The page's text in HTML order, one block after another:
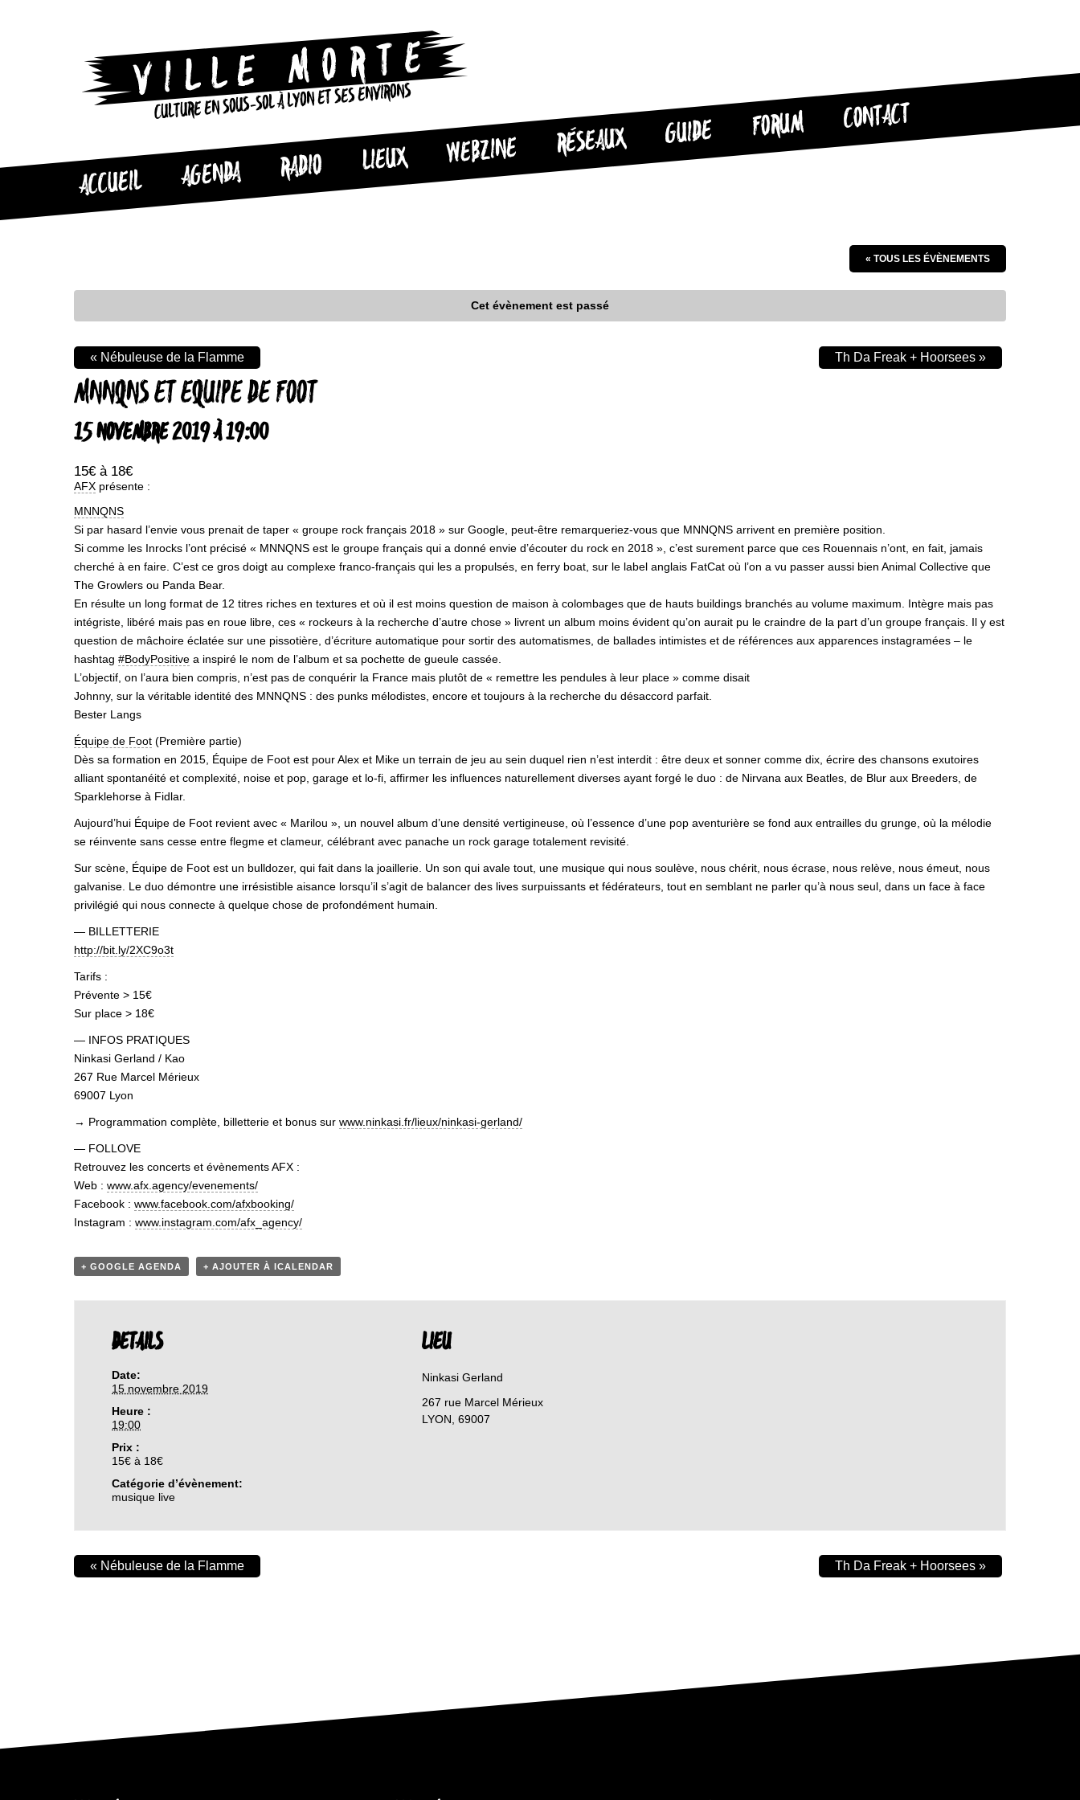
CULTURE EN SOUS-SOL À LYON ET SES ENVIRONS
ACCUEIL AGENDA RADIO LIEUX WEBZINE RÉSEAUX GUIDE FORUM CONTACT
« TOUS LES ÉVÈNEMENTS
Cet évènement est passé
MNNQNS ET EQUIPE DE FOOT
15 NOVEMBRE 2019 À 19:00
15€ à 18€
« Nébuleuse de la Flamme Th Da Freak + Hoorsees »
AFX présente :
MNNQNS
Si par hasard l’envie vous prenait de taper « groupe rock français 2018 » sur Google, peut-être remarqueriez-vous que MNNQNS arrivent en première position.
Si comme les Inrocks l’ont précisé « MNNQNS est le groupe français qui a donné envie d’écouter du rock en 2018 », c’est surement parce que ces Rouennais n’ont, en fait, jamais
cherché à en faire. C’est ce gros doigt au complexe franco-français qui les a propulsés, en ferry boat, sur le label anglais FatCat où l’on a vu passer aussi bien Animal Collective que
The Growlers ou Panda Bear.
En résulte un long format de 12 titres riches en textures et où il est moins question de maison à colombages que de hauts buildings branchés au volume maximum. Intègre mais pas
intégriste, libéré mais pas en roue libre, ces « rockeurs à la recherche d’autre chose » livrent un album moins évident qu’on aurait pu le craindre de la part d’un groupe français. Il y est
question de mâchoire éclatée sur une pissotière, d’écriture automatique pour sortir des automatismes, de ballades intimistes et de références aux apparences instagramées – le
hashtag #BodyPositive a inspiré le nom de l’album et sa pochette de gueule cassée.
L’objectif, on l’aura bien compris, n’est pas de conquérir la France mais plutôt de « remettre les pendules à leur place » comme disait
Johnny, sur la véritable identité des MNNQNS : des punks mélodistes, encore et toujours à la recherche du désaccord parfait.
Bester Langs
Équipe de Foot (Première partie)
Dès sa formation en 2015, Équipe de Foot est pour Alex et Mike un terrain de jeu au sein duquel rien n’est interdit : être deux et sonner comme dix, écrire des chansons exutoires
alliant spontanéité et complexité, noise et pop, garage et lo-fi, affirmer les influences naturellement diverses ayant forgé le duo : de Nirvana aux Beatles, de Blur aux Breeders, de
Sparklehorse à Fidlar.
Aujourd’hui Équipe de Foot revient avec « Marilou », un nouvel album d’une densité vertigineuse, où l’essence d’une pop aventurière se fond aux entrailles du grunge, où la mélodie
se réinvente sans cesse entre flegme et clameur, célébrant avec panache un rock garage totalement revisité.
Sur scène, Équipe de Foot est un bulldozer, qui fait dans la joaillerie. Un son qui avale tout, une musique qui nous soulève, nous chérit, nous écrase, nous relève, nous émeut, nous
galvanise. Le duo démontre une irrésistible aisance lorsqu’il s’agit de balancer des lives surpuissants et fédérateurs, tout en semblant ne parler qu’à nous seul, dans un face à face
privilégié qui nous connecte à quelque chose de profondément humain.
— BILLETTERIE
http://bit.ly/2XC9o3t
Tarifs :
Prévente > 15€
Sur place > 18€
— INFOS PRATIQUES
Ninkasi Gerland / Kao
267 Rue Marcel Mérieux
69007 Lyon
→ Programmation complète, billetterie et bonus sur www.ninkasi.fr/lieux/ninkasi-gerland/
— FOLLOVE
Retrouvez les concerts et évènements AFX :
Web : www.afx.agency/evenements/
Facebook : www.facebook.com/afxbooking/
Instagram : www.instagram.com/afx_agency/
+ GOOGLE AGENDA + AJOUTER À ICALENDAR
DETAILS
Date:
15 novembre 2019
Heure :
19:00
Prix :
15€ à 18€
Catégorie d’évènement:
musique live
LIEU
Ninkasi Gerland
267 rue Marcel Mérieux
LYON 69007
« Nébuleuse de la Flamme Th Da Freak + Hoorsees »